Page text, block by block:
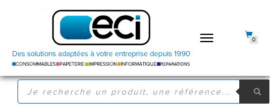
DÉPLIER
RECHERCHE
PRODUITS
0